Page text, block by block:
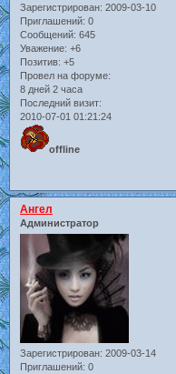
Зарегистрирован: 2009-03-10
Приглашений: 0
Сообщений: 645
Уважение: +6
Позитив: +5
Провел на форуме:
8 дней 2 часа
Последний визит:
2010-07-01 01:21:24
offline
Ангел
Администратор
Зарегистрирован: 2009-03-14
Приглашений: 0